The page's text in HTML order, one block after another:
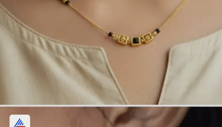
सॉलिटायर ब्लैक स्टोन मंगलसूत्र